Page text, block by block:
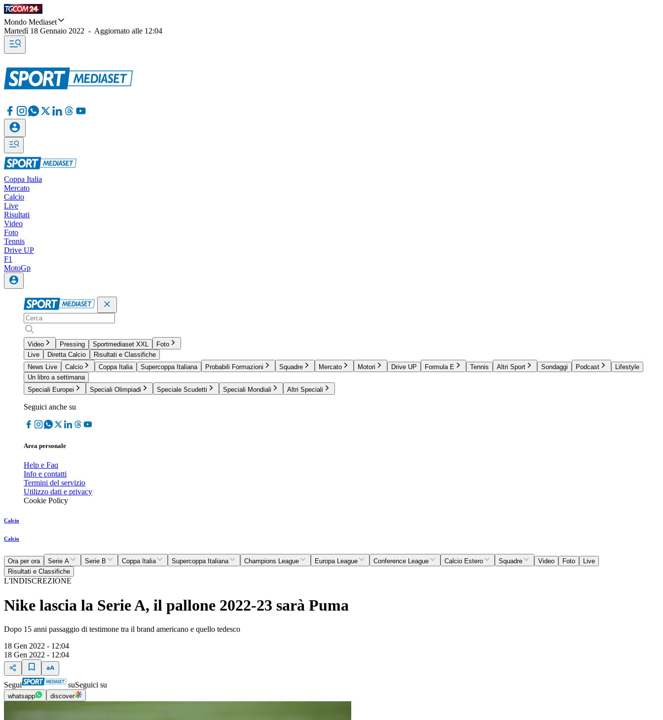
Mondo Mediaset
Martedì 18 Gennaio 2022 - Aggiornato alle 12:04
Coppa Italia
Mercato
Calcio
Live
Risultati
Video
Foto
Tennis
Drive UP
F1
MotoGp
Video Pressing Sportmediaset XXL
Foto
Live
Diretta Calcio
Risultati e Classifiche
News Live
Calcio Coppa Italia Supercoppa Italiana Probabili Formazioni Squadre Mercato Motori Drive UP Formula E Tennis Altri Sport Sondaggi Podcast
Lifestyle
Un libro a settimana
Speciali Europei
Speciali Olimpiadi Speciale Scudetti Speciali Mondiali Altri Speciali
Seguici anche su
Area personale
Help e Faq
Info e contatti
Termini del servizio
Utilizzo dati e privacy
Cookie Policy
Calcio
Calcio
Ora per ora Serie A Serie B Coppa Italia Supercoppa Italiana Champions League Europa League Conference League Calcio Estero Squadre Video Foto
Live
Risultati e Classifiche
L'INDISCREZIONE
Nike lascia la Serie A, il pallone 2022-23 sarà Puma
Dopo 15 anni passaggio di testimone tra il brand americano e quello tedesco
18 Gen 2022 - 12:04
18 Gen 2022 - 12:04
Segui suSeguici su
whatsapp discover